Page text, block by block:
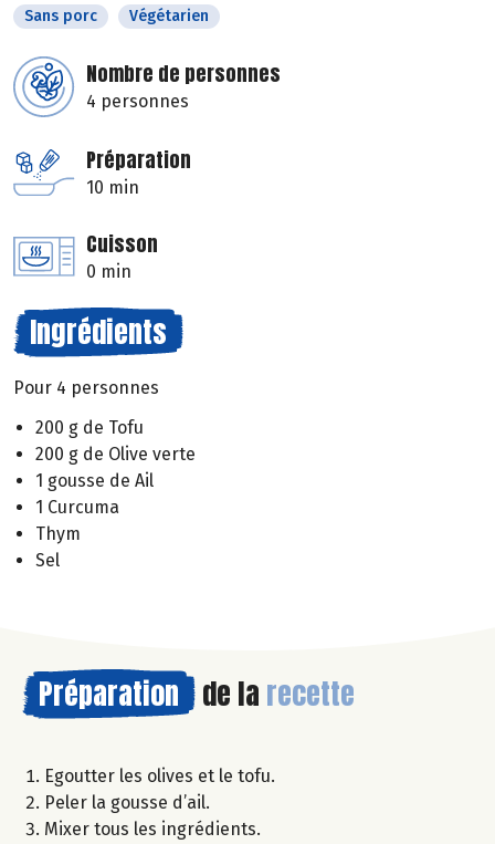
Sans porc
Végétarien
Nombre de personnes
4 personnes
Préparation
10 min
Cuisson
0 min
Ingrédients
Pour 4 personnes
200 g de Tofu
200 g de Olive verte
1 gousse de Ail
1 Curcuma
Thym
Sel
Préparation de la recette
Egoutter les olives et le tofu.
Peler la gousse d’ail.
Mixer tous les ingrédients.